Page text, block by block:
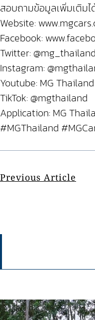
สอบถามข้อมูลเพิ่มเติมไ
Website:
Facebook:
Twitter: @mg_thailand
Instagram:
Youtube: MG Thailand
TikTok: @mgthailand
Application: MG
#MGThailand
Previous Article